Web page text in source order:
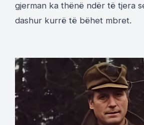
gjerman ka thënë ndër të tjera
dashur kurrë të bëhet mbret.